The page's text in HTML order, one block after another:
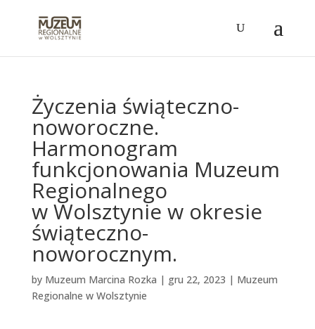
Życzenia świąteczno-
noworoczne.
Harmonogram
funkcjonowania Muzeum
Regionalnego
w Wolsztynie w okresie
świąteczno-
noworocznym.
by Muzeum Marcina Rozka | gru 22, 2023 | Muzeum
Regionalne w Wolsztynie